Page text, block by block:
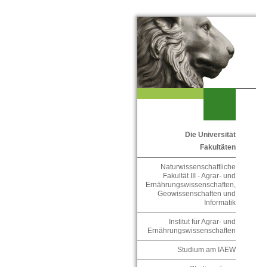
Die Universität
Fakultäten
Naturwissenschaftliche
Fakultät III - Agrar- und
Ernährungswissenschaften,
Geowissenschaften und
Informatik
Institut für Agrar- und
Ernährungswissenschaften
Studium am IAEW